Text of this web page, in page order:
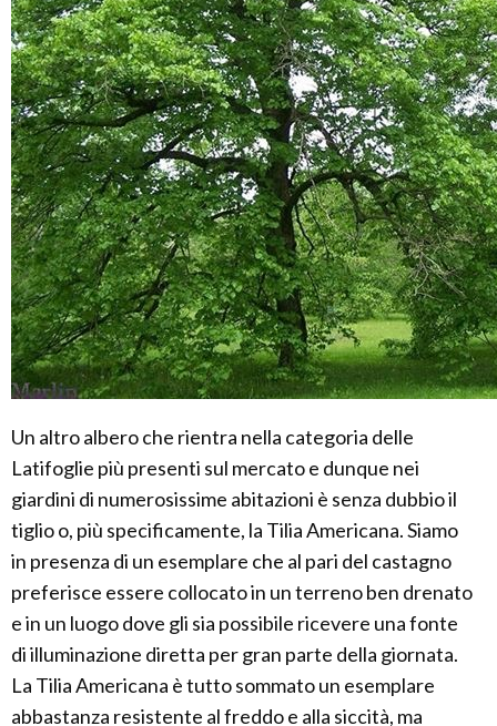
Un altro albero che rientra nella categoria delle
Latifoglie più presenti sul mercato e dunque nei
giardini di numerosissime abitazioni è senza dubbio il
tiglio o, più specificamente, la Tilia Americana. Siamo
in presenza di un esemplare che al pari del castagno
preferisce essere collocato in un terreno ben drenato
e in un luogo dove gli sia possibile ricevere una fonte
di illuminazione diretta per gran parte della giornata.
La Tilia Americana è tutto sommato un esemplare
abbastanza resistente al freddo e alla siccità, ma